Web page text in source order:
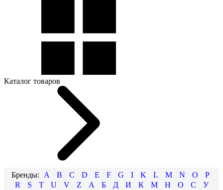
Каталог товаров
A B C D E F G I K L M N O
P
R
S T U V Z А Б Д И К М Н О С
У